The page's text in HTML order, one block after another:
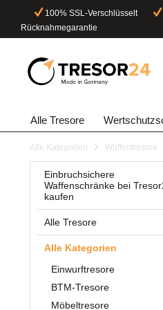
100% SSL-Verschlüsselt
Rücknahmegarantie
Alle Tresore
Alle Kategorien Waffentresore
Einbruchsichere
Waffenschränke bei
kaufen
Alle Tresore
Alle Kategorien
Einwurftresore
BTM-Tresore
Möbeltresore